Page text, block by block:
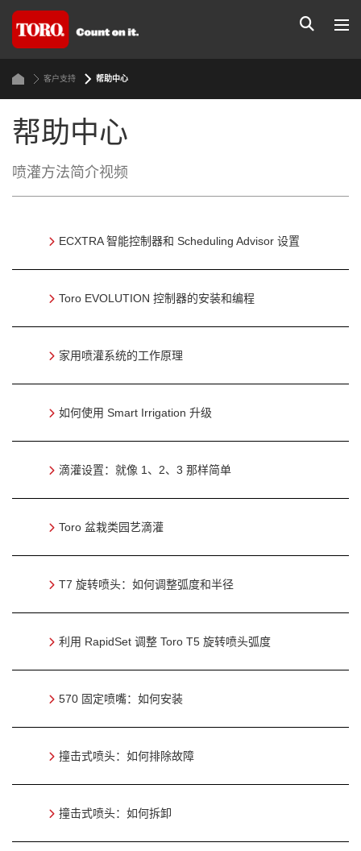
客户支持 帮助中心
帮助中心
喷灌方法简介视频
ECXTRA 智能控制器和 Scheduling Advisor 设置
Toro EVOLUTION 控制器的安装和编程
家用喷灌系统的工作原理
如何使用 Smart Irrigation 升级
滴灌设置：就像 1、2、3 那样简单
Toro 盆栽类园艺滴灌
T7 旋转喷头：如何调整弧度和半径
利用 RapidSet 调整 Toro T5 旋转喷头弧度
570 固定喷嘴：如何安装
撞击式喷头：如何排除故障
撞击式喷头：如何拆卸